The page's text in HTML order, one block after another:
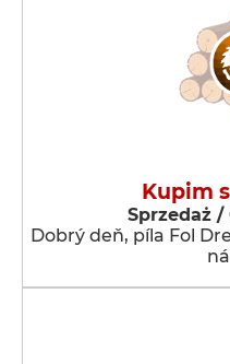
Kupim
Sprzedaż /
Dobrý deň, píla Fol